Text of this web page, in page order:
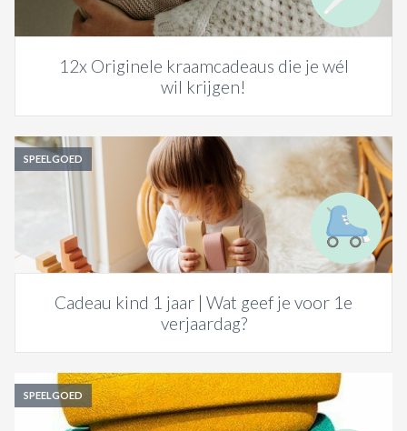
12x Originele kraamcadeaus die je wél
wil krijgen!
SPEELGOED
Cadeau kind 1 jaar | Wat geef je voor 1e
verjaardag?
SPEELGOED